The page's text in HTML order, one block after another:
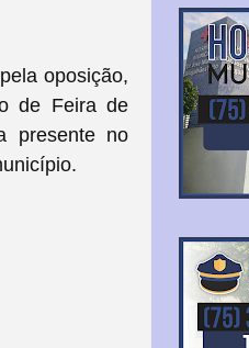
oposição,
de Feira de
presente no